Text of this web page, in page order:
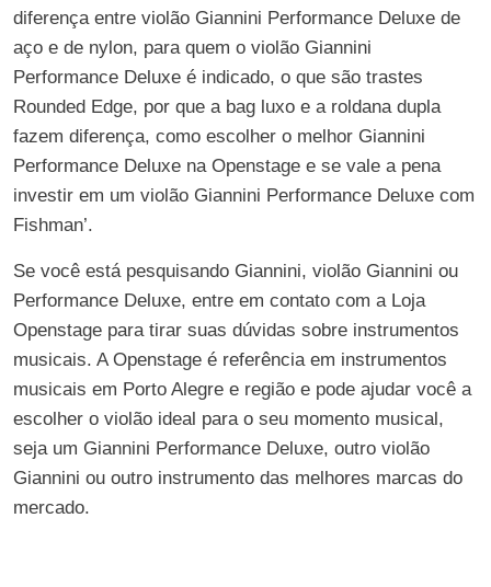
diferença entre violão Giannini Performance Deluxe de
aço e de nylon, para quem o violão Giannini
Performance Deluxe é indicado, o que são trastes
Rounded Edge, por que a bag luxo e a roldana dupla
fazem diferença, como escolher o melhor Giannini
Performance Deluxe na Openstage e se vale a pena
investir em um violão Giannini Performance Deluxe com
Fishman’.
Se você está pesquisando Giannini, violão Giannini ou
Performance Deluxe, entre em contato com a Loja
Openstage para tirar suas dúvidas sobre instrumentos
musicais. A Openstage é referência em instrumentos
musicais em Porto Alegre e região e pode ajudar você a
escolher o violão ideal para o seu momento musical,
seja um Giannini Performance Deluxe, outro violão
Giannini ou outro instrumento das melhores marcas do
mercado.